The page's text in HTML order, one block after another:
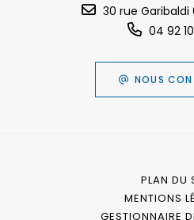
30 rue Garibaldi
04 92
NOUS
PLAN DU
MENTIONS
GESTIONNAIRE